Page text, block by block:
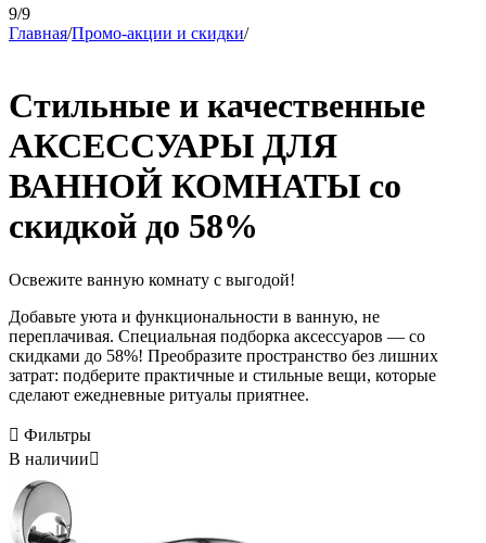
9/9
Главная/Промо-акции и скидки/
Стильные и качественные
АКСЕССУАРЫ ДЛЯ
ВАННОЙ КОМНАТЫ со
скидкой до 58%
Освежите ванную комнату с выгодой!
Добавьте уюта и функциональности в ванную, не
переплачивая. Специальная подборка аксессуаров — со
скидками до 58%! Преобразите пространство без лишних
затрат: подберите практичные и стильные вещи, которые
сделают ежедневные ритуалы приятнее.
 Фильтры
В наличии